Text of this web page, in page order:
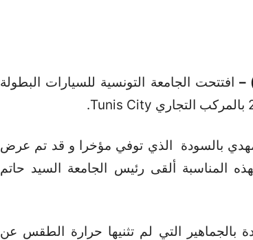
– افتتحت الجامعة التونسية للسيارات البطولة
مهدي بالسودة الذي توفي مؤخرا و قد تم عرض
المناسبة ألقى رئيس الجامعة السيد حاتم
التي لم تثنيها حرارة الطقس عن